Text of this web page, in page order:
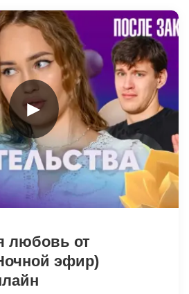
►
любовь от
эфир)